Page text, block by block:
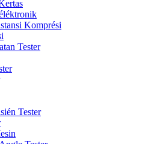
Komprési
Tester
Tester